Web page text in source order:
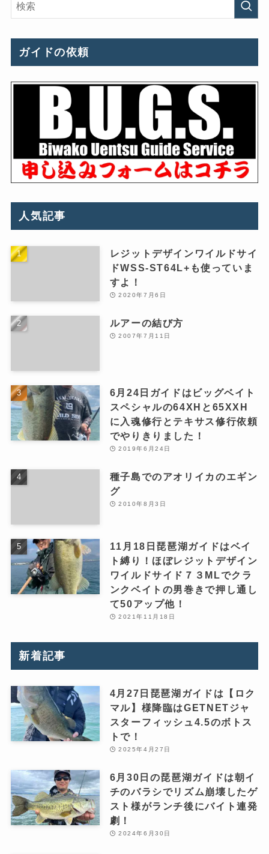
ガイドの依頼
人気記事
レジットデザインワイルドサイ
ドWSS-ST64L+も使っていま
すよ！
2020年7月6日
ルアーの結び方
2007年7月11日
6月24日ガイドはビッグベイト
スペシャルの64XHと65XXH
に入魂修行とテキサス修行依頼
でやりきりました！
2019年6月24日
種子島でのアオリイカのエギン
グ
2010年8月3日
11月18日琵琶湖ガイドはベイ
ト縛り！ほぼレジットデザイン
ワイルドサイド７３MLでクラ
ンクベイトの男巻きで押し通し
て50アップ他！
2021年11月18日
新着記事
4月27日琵琶湖ガイドは【ロク
マル】様降臨はGETNETジャ
スターフィッシュ4.5のボトス
トで！
2025年4月27日
6月30日の琵琶湖ガイドは朝イ
チのバラシでリズム崩壊したゲ
スト様がランチ後にバイト連発
劇！
2024年6月30日